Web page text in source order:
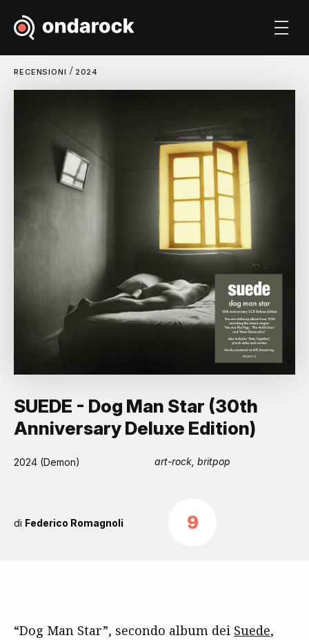
RECENSIONI / 2024
SUEDE - Dog Man Star (30th
Anniversary Deluxe Edition)
2024 (Demon) art-rock, britpop
di Federico Romagnoli 9
“Dog Man Star”, secondo album dei Suede,